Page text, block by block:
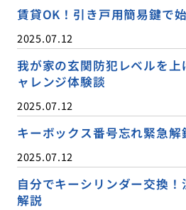
賃貸OK！引き戸用簡易鍵で
2025.07.12
我が家の玄関防犯レベルを上
ャレンジ体験談
2025.07.12
キーボックス番号忘れ緊急解
2025.07.12
自分でキーシリンダー交換
解説